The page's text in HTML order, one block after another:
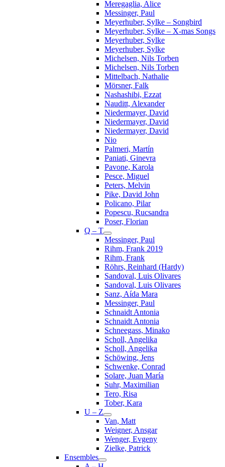
Meregaglia, Alice
Messinger, Paul
Meyerhuber, Sylke – Songbird
Meyerhuber, Sylke – X-mas Songs
Meyerhuber, Sylke
Meyerhuber, Sylke
Michelsen, Nils Torben
Michelsen, Nils Torben
Mittelbach, Nathalie
Mörsner, Falk
Nashashibi, Ezzat
Nauditt, Alexander
Niedermayer, David
Niedermayer, David
Niedermayer, David
Nio
Palmeri, Martín
Paniati, Ginevra
Pavone, Karola
Pesce, Miguel
Peters, Melvin
Pike, David John
Policano, Pilar
Popescu, Rucsandra
Poser, Florian
Q – T
Messinger, Paul
Rihm, Frank 2019
Rihm, Frank
Röhrs, Reinhard (Hardy)
Sandoval, Luis Olivares
Sandoval, Luis Olivares
Sanz, Aída Mara
Messinger, Paul
Schnaidt Antonia
Schnaidt Antonia
Schneegass, Minako
Scholl, Angelika
Scholl, Angelika
Schöwing, Jens
Schwenke, Conrad
Solare, Juan María
Suhr, Maximilian
Tero, Risa
Tober, Kara
U – Z
Van, Matt
Weigner, Ansgar
Wenger, Evgeny
Zielke, Patrick
Ensembles